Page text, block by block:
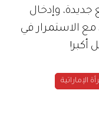
جديدة، وإدخال
مع الاستمرار في
أكبر!
الإماراتية